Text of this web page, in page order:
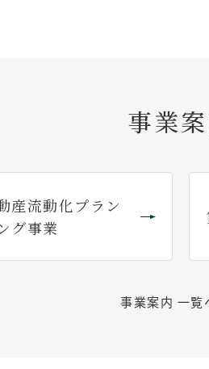
事業
産流動化プラン
グ事業
事業案内 一覧